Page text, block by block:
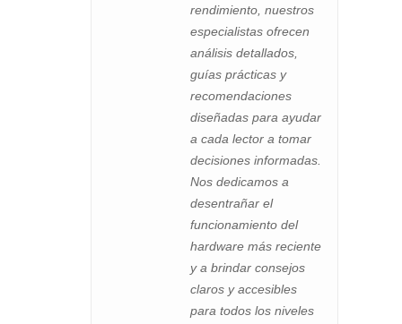
rendimiento, nuestros
especialistas ofrecen
análisis detallados,
guías prácticas y
recomendaciones
diseñadas para ayudar
a cada lector a tomar
decisiones informadas.
Nos dedicamos a
desentrañar el
funcionamiento del
hardware más reciente
y a brindar consejos
claros y accesibles
para todos los niveles